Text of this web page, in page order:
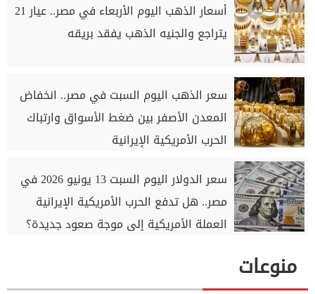
أسعار الذهب اليوم الأربعاء في مصر.. عيار 21
يتراجع والجنيه الذهب يفقد بريقه
سعر الذهب اليوم السبت في مصر.. انخفاض
المعدن الأصفر بين ضغط الأسواق وارتباك
الحرب الأمريكية الإيرانية
سعر الدولار اليوم السبت 13 يونيو 2026 في
مصر.. هل تدفع الحرب الأمريكية الإيرانية
العملة الأمريكية إلى موجة صعود جديدة؟
منوعات